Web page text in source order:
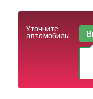
Уточните
автомобиль: